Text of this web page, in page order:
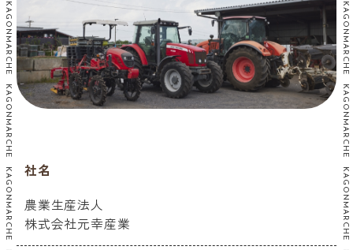
社名
農業生産法人
株式会社元幸産業